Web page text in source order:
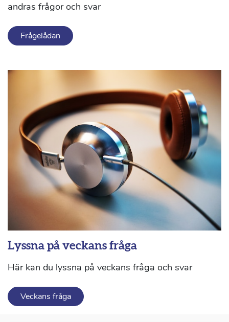
andras frågor och svar
Frågelådan
Lyssna på veckans fråga
Här kan du lyssna på veckans fråga och svar
Veckans fråga